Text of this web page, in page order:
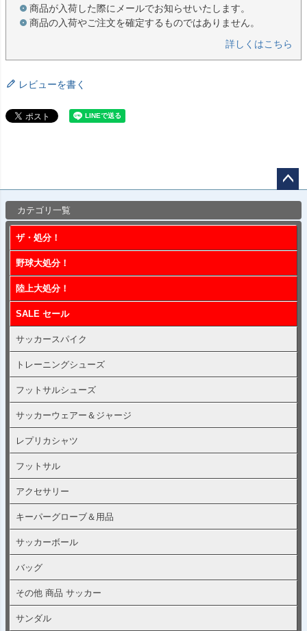
商品が入荷した際にメールでお知らせいたします。
商品の入荷やご注文を確定するものではありません。
詳しくはこちら
レビューを書く
カテゴリ一覧
ザ・処分！
野球大処分！
陸上大処分！
SALE セール
サッカースパイク
トレーニングシューズ
フットサルシューズ
サッカーウェアー＆ジャージ
レプリカシャツ
フットサル
アクセサリー
キーパーグローブ＆用品
サッカーボール
バッグ
その他 商品 サッカー
サンダル
ップ